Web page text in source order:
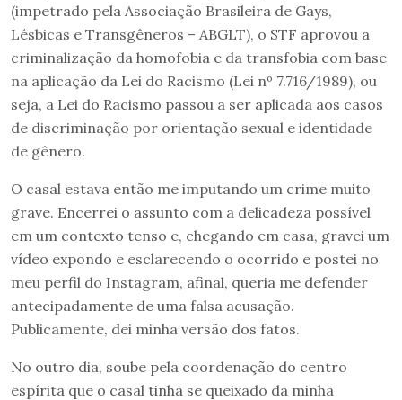
(impetrado pela Associação Brasileira de Gays,
Lésbicas e Transgêneros – ABGLT), o STF aprovou a
criminalização da homofobia e da transfobia com base
na aplicação da Lei do Racismo (Lei nº 7.716/1989), ou
seja, a Lei do Racismo passou a ser aplicada aos casos
de discriminação por orientação sexual e identidade
de gênero.
O casal estava então me imputando um crime muito
grave. Encerrei o assunto com a delicadeza possível
em um contexto tenso e, chegando em casa, gravei um
vídeo expondo e esclarecendo o ocorrido e postei no
meu perfil do Instagram, afinal, queria me defender
antecipadamente de uma falsa acusação.
Publicamente, dei minha versão dos fatos.
No outro dia, soube pela coordenação do centro
espírita que o casal tinha se queixado da minha